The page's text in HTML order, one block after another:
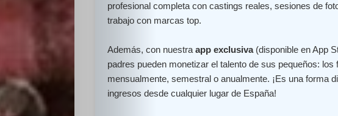
profesional completa con castings reales, sesiones de
trabajo con marcas top.
Además, con nuestra app exclusiva(disponible en App
padres pueden monetizar el talento de sus pequeños:
mensualmente, semestral o anualmente. ¡Es una forma
ingresos desde cualquier lugar de España!